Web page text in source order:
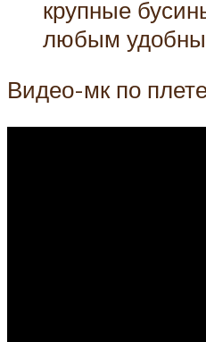
крупные
любым
Видео-мк по